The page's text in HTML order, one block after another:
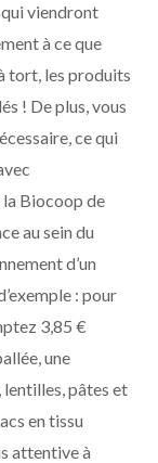
viendront
à ce que
tort, les produits
! De plus, vous
ce qui
la Biocoop de
au sein du
d’un
: pour
3,85 €
une
lentilles, pâtes et
en tissu
attentive à